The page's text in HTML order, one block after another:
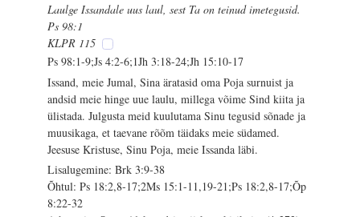
Laulge Issandale uus laul, sest Ta on teinud imetegusid.
Ps 98:1
KLPR 115
Ps 98:1-9;Js 4:2-6;1Jh 3:18-24;Jh 15:10-17
Issand, meie Jumal, Sina äratasid oma Poja surnuist ja
andsid meie hinge uue laulu, millega võime Sind kiita ja
ülistada. Julgusta meid kuulutama Sinu tegusid sõnade ja
muusikaga, et taevane rõõm täidaks meie südamed.
Jeesuse Kristuse, Sinu Poja, meie Issanda läbi.
Lisalugemine: Brk 3:9-38
Õhtul: Ps 18:2,8-17;2Ms 15:1-11,19-21;Ps 18:2,8-17;Õp
8:22-32